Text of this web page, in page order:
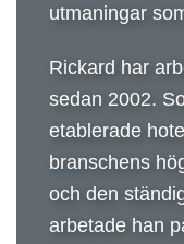
utmaningar
Rickard har
sedan 2002.
etablerade
branschens
och den
arbetade han